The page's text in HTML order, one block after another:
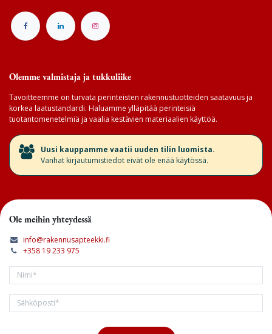
Olemme valmistaja ja tukkuliike
Tavoitteemme on turvata perinteisten rakennustuotteiden saatavuus ja
korkea laatustandardi. Haluamme ylläpitää perinteisiä
tuotantomenetelmiä ja vaalia kestävien materiaalien käyttöä.
​Uusi kauppamme vaatii uuden tilin luomista.
Vanhat kirjautumistiedot eivät ole enää käytössä.
Ole meihin yhteydessä
info@rakennusapteekki.fi
+358 19 233 975